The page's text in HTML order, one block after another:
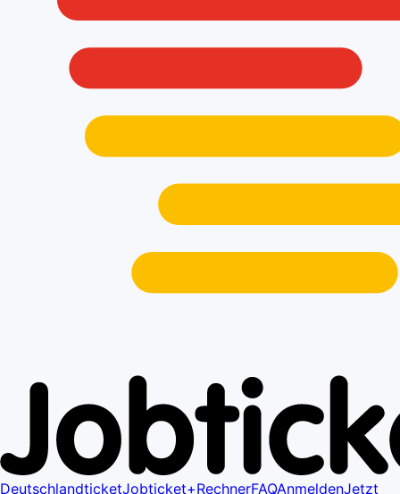
DeutschlandticketJobticket+RechnerFAQAnmeldenJetzt